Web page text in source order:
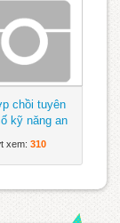
chồi tuyên
kỹ năng an
xem: 310